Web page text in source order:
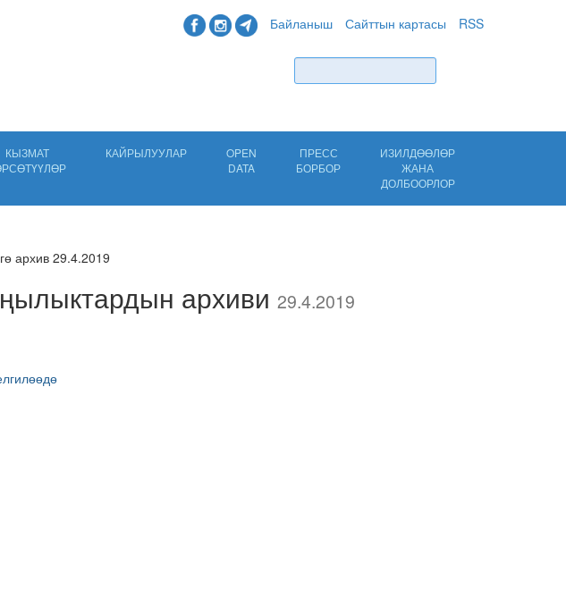
Байланыш Сайттын картасы RSS
КЫЗМАТ
КАЙРЫЛУУЛАР
OPEN
DATA
ПРЕСС
БОРБОР
ИЗИЛДӨӨЛӨР
ЖАНА
ДОЛБООРЛОР
архив 29.4.2019
архиви 29.4.2019